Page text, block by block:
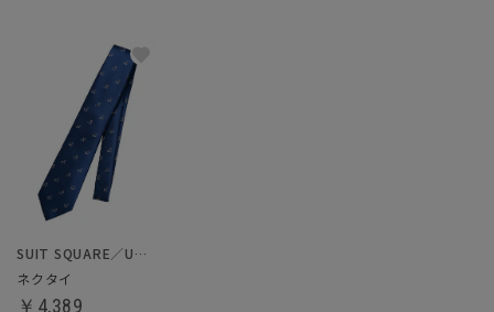
SUIT SQUARE／UNIVERSAL LANGUAGE
ネクタイ
￥4,389